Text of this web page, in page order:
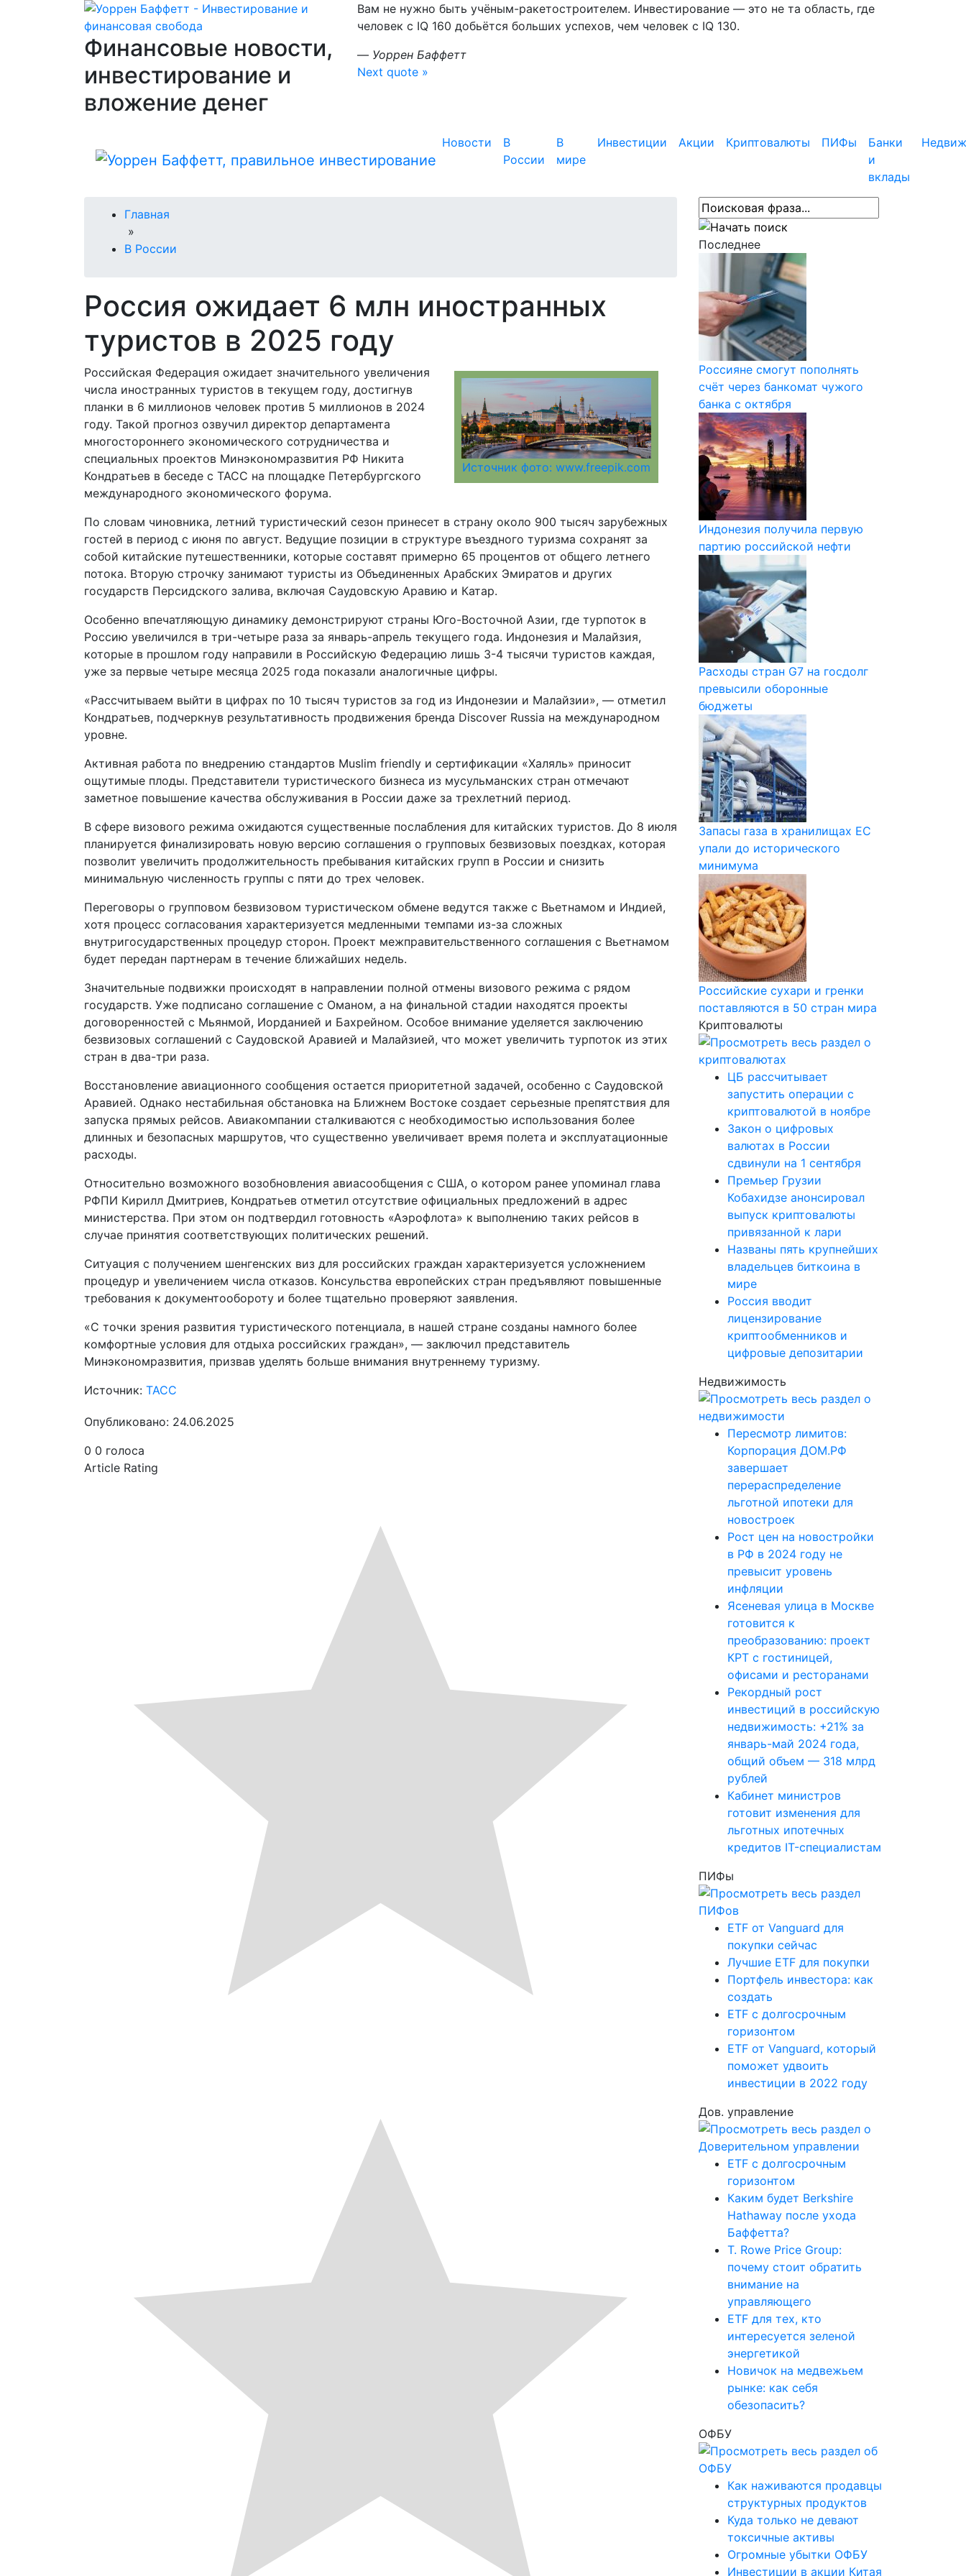
Финансовые новости,
инвестирование и
вложение денег
Вам не нужно быть учёным-ракетостроителем. Инвестирование — это не та область, где
человек с IQ 160 добьётся больших успехов, чем человек с IQ 130.
— Уоррен Баффетт
Next quote »
Новости
В
России
В
мире
Инвестиции Акции Криптовалюты ПИФы
Банки
и
вклады
Главная
»
В России
Россия ожидает 6 млн иностранных
туристов в 2025 году
Источник фото: www.freepik.com
Российская Федерация ожидает значительного увеличения
числа иностранных туристов в текущем году, достигнув
планки в 6 миллионов человек против 5 миллионов в 2024
году. Такой прогноз озвучил директор департамента
многостороннего экономического сотрудничества и
специальных проектов Минэкономразвития РФ Никита
Кондратьев в беседе с ТАСС на площадке Петербургского
международного экономического форума.
По словам чиновника, летний туристический сезон принесет в страну около 900 тысяч зарубежных
гостей в период с июня по август. Ведущие позиции в структуре въездного туризма сохранят за
собой китайские путешественники, которые составят примерно 65 процентов от общего летнего
потока. Вторую строчку занимают туристы из Объединенных Арабских Эмиратов и других
государств Персидского залива, включая Саудовскую Аравию и Катар.
Особенно впечатляющую динамику демонстрируют страны Юго-Восточной Азии, где турпоток в
Россию увеличился в три-четыре раза за январь-апрель текущего года. Индонезия и Малайзия,
которые в прошлом году направили в Российскую Федерацию лишь 3-4 тысячи туристов каждая,
уже за первые четыре месяца 2025 года показали аналогичные цифры.
«Рассчитываем выйти в цифрах по 10 тысяч туристов за год из Индонезии и Малайзии», — отметил
Кондратьев, подчеркнув результативность продвижения бренда Discover Russia на международном
уровне.
Активная работа по внедрению стандартов Muslim friendly и сертификации «Халяль» приносит
ощутимые плоды. Представители туристического бизнеса из мусульманских стран отмечают
заметное повышение качества обслуживания в России даже за трехлетний период.
В сфере визового режима ожидаются существенные послабления для китайских туристов. До 8 июля
планируется финализировать новую версию соглашения о групповых безвизовых поездках, которая
позволит увеличить продолжительность пребывания китайских групп в России и снизить
минимальную численность группы с пяти до трех человек.
Переговоры о групповом безвизовом туристическом обмене ведутся также с Вьетнамом и Индией,
хотя процесс согласования характеризуется медленными темпами из-за сложных
внутригосударственных процедур сторон. Проект межправительственного соглашения с Вьетнамом
будет передан партнерам в течение ближайших недель.
Значительные подвижки происходят в направлении полной отмены визового режима с рядом
государств. Уже подписано соглашение с Оманом, а на финальной стадии находятся проекты
договоренностей с Мьянмой, Иорданией и Бахрейном. Особое внимание уделяется заключению
безвизовых соглашений с Саудовской Аравией и Малайзией, что может увеличить турпоток из этих
стран в два-три раза.
Восстановление авиационного сообщения остается приоритетной задачей, особенно с Саудовской
Аравией. Однако нестабильная обстановка на Ближнем Востоке создает серьезные препятствия для
запуска прямых рейсов. Авиакомпании сталкиваются с необходимостью использования более
длинных и безопасных маршрутов, что существенно увеличивает время полета и эксплуатационные
расходы.
Относительно возможного возобновления авиасообщения с США, о котором ранее упоминал глава
РФПИ Кирилл Дмитриев, Кондратьев отметил отсутствие официальных предложений в адрес
министерства. При этом он подтвердил готовность «Аэрофлота» к выполнению таких рейсов в
случае принятия соответствующих политических решений.
Ситуация с получением шенгенских виз для российских граждан характеризуется усложнением
процедур и увеличением числа отказов. Консульства европейских стран предъявляют повышенные
требования к документообороту и более тщательно проверяют заявления.
«С точки зрения развития туристического потенциала, в нашей стране созданы намного более
комфортные условия для отдыха российских граждан», — заключил представитель
Минэкономразвития, призвав уделять больше внимания внутреннему туризму.
Источник: ТАСС
Опубликовано: 24.06.2025
0 0 голоса
Article Rating
Последнее
Россияне смогут пополнять
счёт через банкомат чужого
банка с октября
Индонезия получила первую
партию российской нефти
Расходы стран G7 на госдолг
превысили оборонные
бюджеты
Запасы газа в хранилищах ЕС
упали до исторического
минимума
Российские сухари и гренки
поставляются в 50 стран мира
Криптовалюты
ЦБ рассчитывает
запустить операции с
криптовалютой в ноябре
Закон о цифровых
валютах в России
сдвинули на 1 сентября
Премьер Грузии
Кобахидзе анонсировал
выпуск криптовалюты
привязанной к лари
Названы пять крупнейших
владельцев биткоина в
мире
Россия вводит
лицензирование
криптообменников и
цифровые депозитарии
Недвижимость
Пересмотр лимитов:
Корпорация ДОМ.РФ
завершает
перераспределение
льготной ипотеки для
новостроек
Рост цен на новостройки
в РФ в 2024 году не
превысит уровень
инфляции
Ясеневая улица в Москве
готовится к
преобразованию: проект
КРТ с гостиницей,
офисами и ресторанами
Рекордный рост
инвестиций в российскую
недвижимость: +21% за
январь-май 2024 года,
общий объем — 318 млрд
рублей
Кабинет министров
готовит изменения для
льготных ипотечных
кредитов IT-специалистам
ПИФы
ETF от Vanguard для
покупки сейчас
Лучшие ETF для покупки
Портфель инвестора: как
создать
ETF с долгосрочным
горизонтом
ETF от Vanguard, который
поможет удвоить
инвестиции в 2022 году
Дов. управление
ETF с долгосрочным
горизонтом
Каким будет Berkshire
Hathaway после ухода
Баффетта?
T. Rowe Price Group:
почему стоит обратить
внимание на
управляющего
ETF для тех, кто
интересуется зеленой
энергетикой
Новичок на медвежьем
рынке: как себя
обезопасить?
ОФБУ
Как наживаются продавцы
структурных продуктов
Куда только не девают
токсичные активы
Огромные убытки ОФБУ
Инвестиции в акции Китая